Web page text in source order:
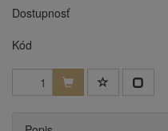
Dostupnosť
Kód